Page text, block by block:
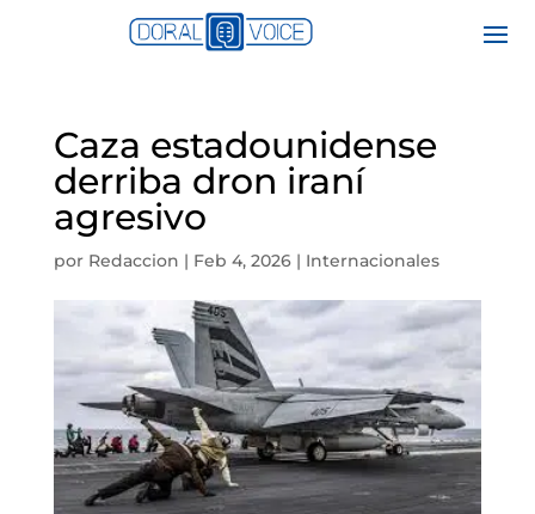
Caza estadounidense
derriba dron iraní
agresivo
por Redaccion | Feb 4, 2026| Internacionales